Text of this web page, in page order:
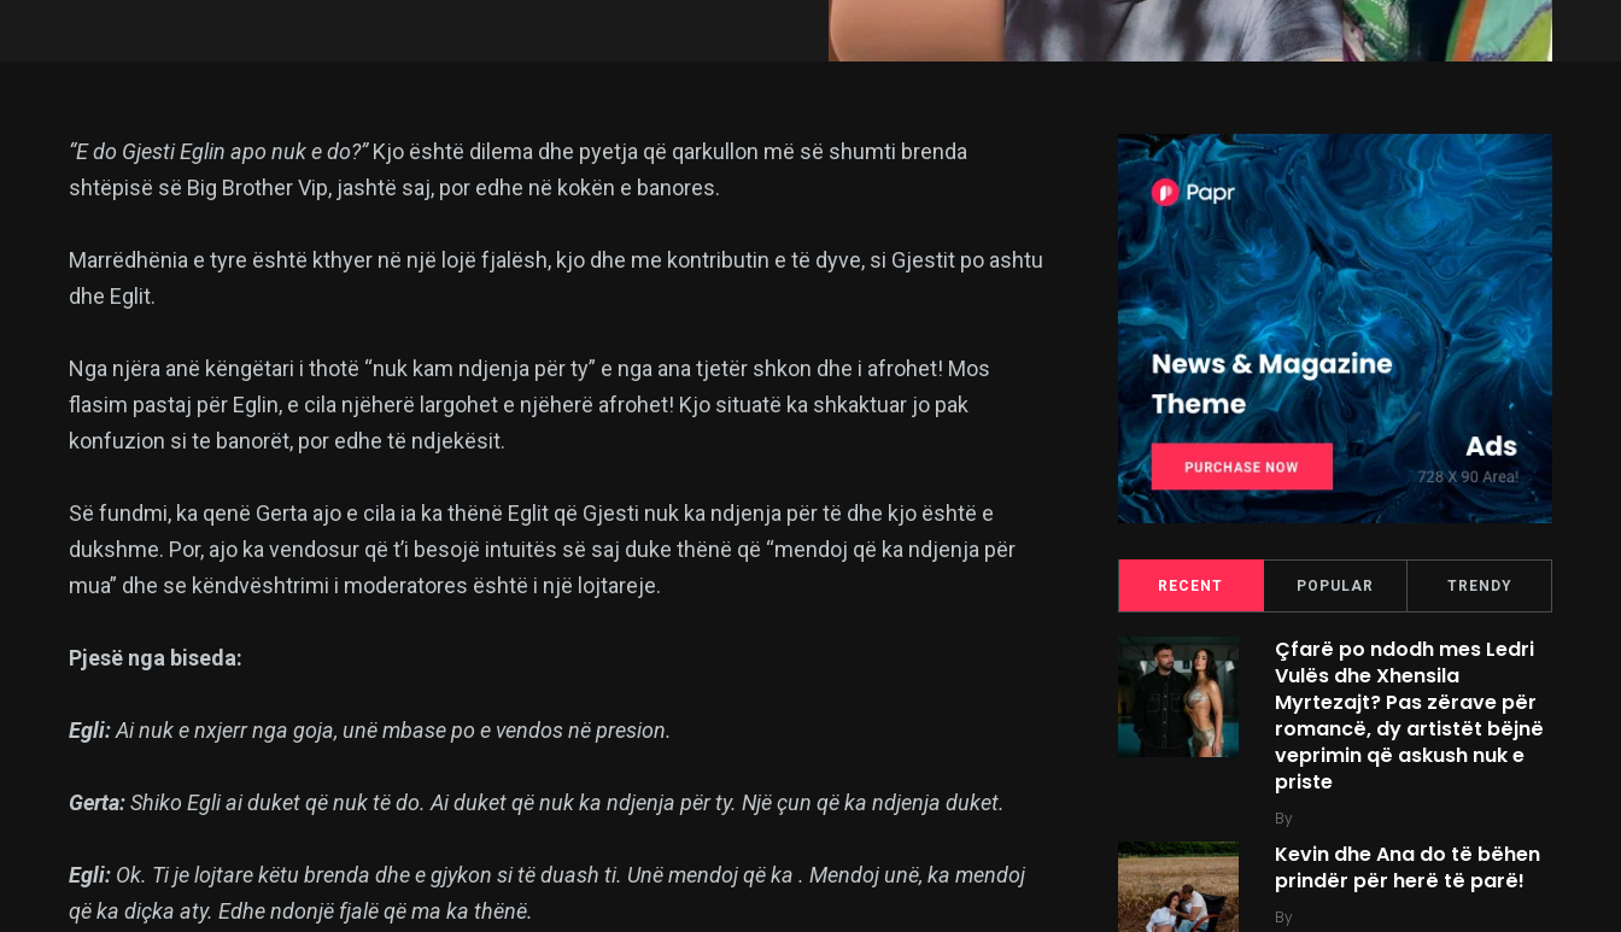
“E do Gjesti Eglin apo nuk e do?”Kjo është dilema dhe pyetja që qarkullon më së shumti brenda
shtëpisë së Big Brother Vip, jashtë saj, por edhe në kokën e banores.
Marrëdhënia e tyre është kthyer në një lojë fjalësh, kjo dhe me kontributin e të dyve, si Gjestit po ashtu
dhe Eglit.
Nga njëra anë këngëtari i thotë “nuk kam ndjenja për ty” e nga ana tjetër shkon dhe i afrohet! Mos
flasim pastaj për Eglin, e cila njëherë largohet e njëherë afrohet! Kjo situatë ka shkaktuar jo pak
konfuzion si te banorët, por edhe të ndjekësit.
Së fundmi, ka qenë Gerta ajo e cila ia ka thënë Eglit që Gjesti nuk ka ndjenja për të dhe kjo është e
dukshme. Por, ajo ka vendosur që t’i besojë intuitës së saj duke thënë që “mendoj që ka ndjenja për
mua” dhe se këndvështrimi i moderatores është i një lojtareje.
Pjesë nga biseda:
Egli:Ai nuk e nxjerr nga goja, unë mbase po e vendos në presion.
Gerta:Shiko Egli ai duket që nuk të do. Ai duket që nuk ka ndjenja për ty. Një çun që ka ndjenja duket.
Egli: Ok. Ti je lojtare këtu brenda dhe e gjykon si të duash ti. Unë mendoj që ka . Mendoj unë, ka mendoj
që ka diçka aty. Edhe ndonjë fjalë që ma ka thënë.
RECENT POPULAR TRENDY
Çfarë po ndodh mes Ledri
Vulës dhe Xhensila
Myrtezajt? Pas zërave për
romancë, dy artistët bëjnë
veprimin që askush nuk e
priste
By
Kevin dhe Ana do të bëhen
prindër për herë të parë!
By